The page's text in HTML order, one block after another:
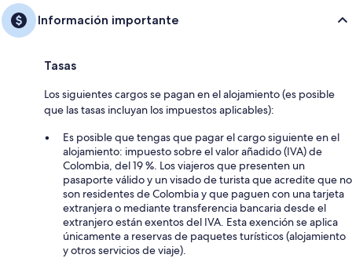
Información importante
Tasas
Los siguientes cargos se pagan en el alojamiento (es posible
que las tasas incluyan los impuestos aplicables):
Es posible que tengas que pagar el cargo siguiente en el
alojamiento: impuesto sobre el valor añadido (IVA) de
Colombia, del 19 %. Los viajeros que presenten un
pasaporte válido y un visado de turista que acredite que no
son residentes de Colombia y que paguen con una tarjeta
extranjera o mediante transferencia bancaria desde el
extranjero están exentos del IVA. Esta exención se aplica
únicamente a reservas de paquetes turísticos (alojamiento
y otros servicios de viaje).